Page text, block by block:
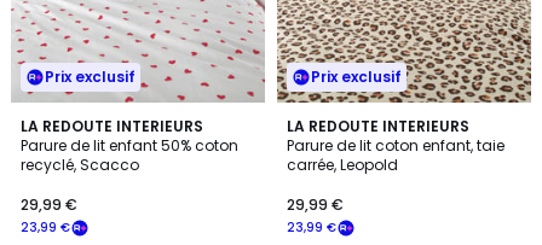
Prix exclusif
LA REDOUTE INTERIEURS
Parure de lit enfant 50% coton
recyclé, Scacco
23,99 €
29,99 €
5
/
5
Prix exclusif
LA REDOUTE INTERIEURS
Parure de lit coton enfant, taie
carrée, Leopold
23,99 €
29,99 €